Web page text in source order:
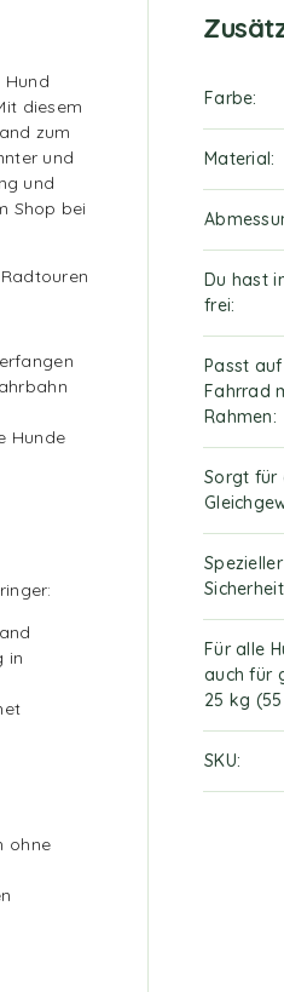
Hund
diesem
zum
und
und
Shop bei
Hunde
in
ohne
Farbe
Material
Du hast
frei
Passt
Fahrrad
Rahmen
Sorgt für
Spezieller
Für alle
auch für
25 kg
SKU